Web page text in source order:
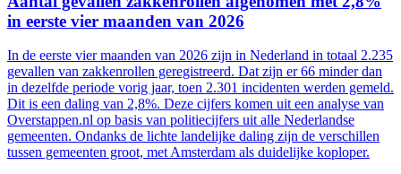
in eerste vier maanden van 2026
In de eerste vier maanden van 2026 zijn in Nederland in totaal 2.235
gevallen van zakkenrollen geregistreerd. Dat zijn er 66 minder dan
in dezelfde periode vorig jaar, toen 2.301 incidenten werden gemeld.
Dit is een daling van 2,8%. Deze cijfers komen uit een analyse van
Overstappen.nl op basis van politiecijfers uit alle Nederlandse
gemeenten. Ondanks de lichte landelijke daling zijn de verschillen
tussen gemeenten groot, met Amsterdam als duidelijke koploper.